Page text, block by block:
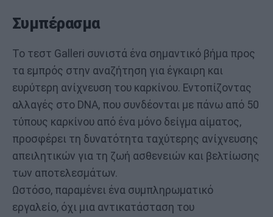
Συμπέρασμα
Το τεστ Galleri συνιστά ένα σημαντικό βήμα προς
τα εμπρός στην αναζήτηση για έγκαιρη και
ευρύτερη ανίχνευση του καρκίνου. Εντοπίζοντας
αλλαγές στο DNA, που συνδέονται με πάνω από 50
τύπους καρκίνου από ένα μόνο δείγμα αίματος,
προσφέρει τη δυνατότητα ταχύτερης ανίχνευσης
απειλητικών για τη ζωή ασθενειών και βελτίωσης
των αποτελεσμάτων.
Ωστόσο, παραμένει ένα συμπληρωματικό
εργαλείο, όχι μια αντικατάσταση του